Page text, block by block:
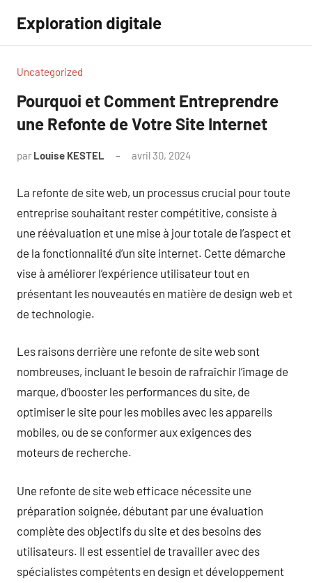
contenu
Exploration digitale
Uncategorized
Pourquoi et Comment Entreprendre
une Refonte de Votre Site Internet
par Louise KESTEL avril 30, 2024
La refonte de site web, un processus crucial pour toute
entreprise souhaitant rester compétitive, consiste à
une réévaluation et une mise à jour totale de l’aspect et
de la fonctionnalité d’un site internet. Cette démarche
vise à améliorer l’expérience utilisateur tout en
présentant les nouveautés en matière de design web et
de technologie.
Les raisons derrière une refonte de site web sont
nombreuses, incluant le besoin de rafraîchir l’image de
marque, d’booster les performances du site, de
optimiser le site pour les mobiles avec les appareils
mobiles, ou de se conformer aux exigences des
moteurs de recherche.
Une refonte de site web efficace nécessite une
préparation soignée, débutant par une évaluation
complète des objectifs du site et des besoins des
utilisateurs. Il est essentiel de travailler avec des
spécialistes compétents en design et développement